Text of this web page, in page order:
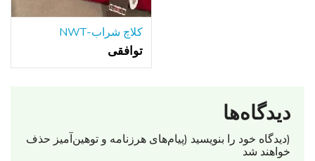
کلاچ شراب-NWT
توافقی
دیدگاه‌ها
(دیدگاه خود را بنویسید (پیام‌های هرزنامه‌ و توهین‌آمیز حذف
خواهند شد